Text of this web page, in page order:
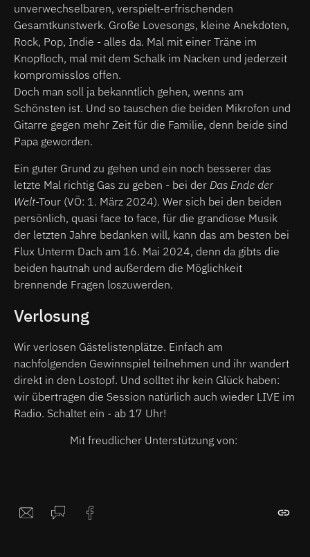
unverwechselbaren, verspielt-erfrischenden
Gesamtkunstwerk. Große Lovesongs, kleine Anekdoten,
Rock, Pop, Indie - alles da. Mal mit einer Träne im
Knopfloch, mal mit dem Schalk im Nacken und jederzeit
kompromisslos offen.
Doch man soll ja bekanntlich gehen, wenns am
Schönsten ist. Und so tauschen die beiden Mikrofon und
Gitarre gegen mehr Zeit für die Familie, denn beide sind
Papa geworden.
Ein guter Grund zu gehen und ein noch besserer das
letzte Mal richtig Gas zu geben - bei der Das Ende der
Welt-Tour (VÖ: 1. März 2024). Wer sich bei den beiden
persönlich, quasi face to face, für die grandiose Musik
der letzten Jahre bedanken will, kann das am besten bei
Flux Unterm Dach am 16. Mai 2024, denn da gibts die
beiden hautnah und außerdem die Möglichkeit
brennende Fragen loszuwerden.
Verlosung
Wir verlosen Gästelistenplätze. Einfach am
nachfolgenden Gewinnspiel teilnehmen und ihr wandert
direkt in den Lostopf. Und solltet ihr kein Glück haben:
wir übertragen die Session natürlich auch wieder LIVE im
Radio. Schaltet ein - ab 17 Uhr!
Mit freudlicher Unterstützung von: